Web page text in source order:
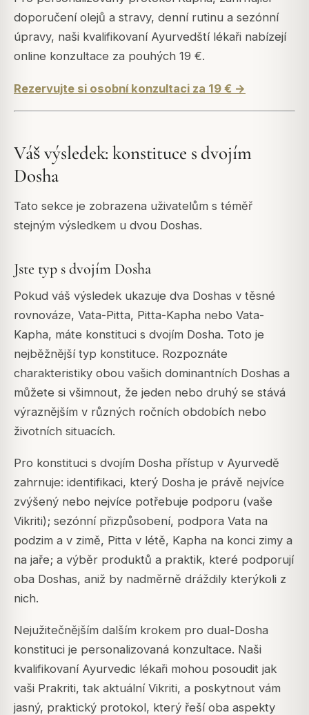
doporučení olejů a stravy, denní rutinu a sezónní
úpravy, naši kvalifikovaní Ayurvedští lékaři nabízejí
online konzultace za pouhých 19 €.
Rezervujte si osobní konzultaci za 19 € →
Váš výsledek: konstituce s dvojím
Dosha
Tato sekce je zobrazena uživatelům s téměř
stejným výsledkem u dvou Doshas.
Jste typ s dvojím Dosha
Pokud váš výsledek ukazuje dva Doshas v těsné
rovnováze, Vata-Pitta, Pitta-Kapha nebo Vata-
Kapha, máte konstituci s dvojím Dosha. Toto je
nejběžnější typ konstituce. Rozpoznáte
charakteristiky obou vašich dominantních Doshas a
můžete si všimnout, že jeden nebo druhý se stává
výraznějším v různých ročních obdobích nebo
životních situacích.
Pro konstituci s dvojím Dosha přístup v Ayurvedě
zahrnuje: identifikaci, který Dosha je právě nejvíce
zvýšený nebo nejvíce potřebuje podporu (vaše
Vikriti); sezónní přizpůsobení, podpora Vata na
podzim a v zimě, Pitta v létě, Kapha na konci zimy a
na jaře; a výběr produktů a praktik, které podporují
oba Doshas, aniž by nadměrně dráždily kterýkoli z
nich.
Nejužitečnějším dalším krokem pro dual-Dosha
konstituci je personalizovaná konzultace. Naši
kvalifikovaní Ayurvedic lékaři mohou posoudit jak
vaši Prakriti, tak aktuální Vikriti, a poskytnout vám
jasný, praktický protokol, který řeší oba aspekty